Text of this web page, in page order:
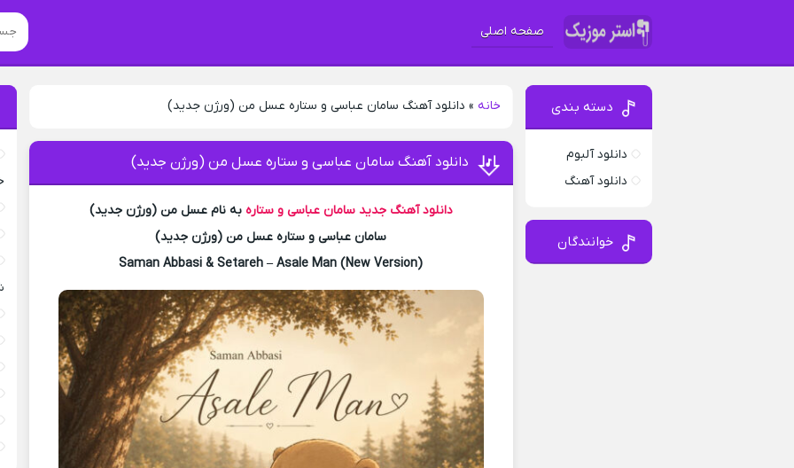
صفحه اصلی
خانه » دانلود آهنگ سامان عباسی و ستاره عسل من (ورژن جدید)
دانلود آهنگ سامان عباسی و ستاره عسل من (ورژن جدید)
دانلود آهنگ جدید سامان عباسی و ستاره به نام عسل من (ورژن جدید)
سامان عباسی و ستاره عسل من (ورژن جدید)
Saman Abbasi & Setareh – Asale Man (New Version)
دسته بندی
دانلود آلبوم
دانلود آهنگ
خوانندگان